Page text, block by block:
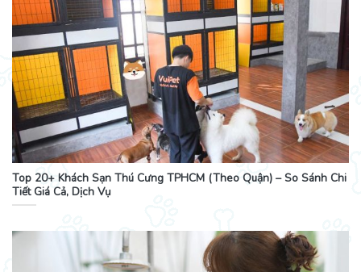
Top 20+ Khách Sạn Thú Cưng TPHCM (Theo Quận) – So Sánh Chi
Tiết Giá Cả, Dịch Vụ